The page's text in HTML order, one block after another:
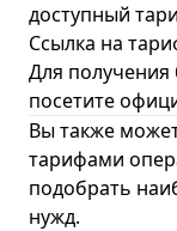
доступный
Ссылка на
Для
посетите
Вы также
тарифами
подобрать
нужд.